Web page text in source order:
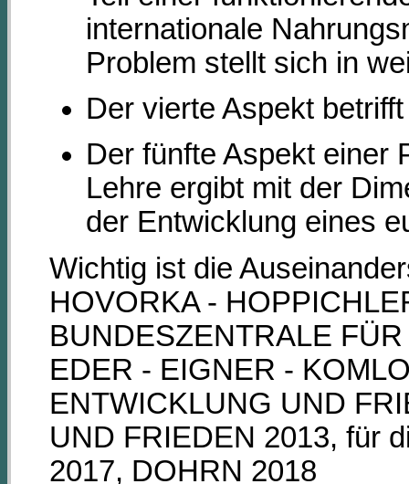
internationale
Problem stellt sich in
Der vierte Aspekt
Der fünfte Aspekt einer
Lehre ergibt mit der
der Entwicklung eines
Wichtig ist die
HOVORKA -
BUNDESZENTRALE
EDER - EIGNER -
ENTWICKLUNG UND
UND FRIEDEN 2013, für
2017, DOHRN 2018